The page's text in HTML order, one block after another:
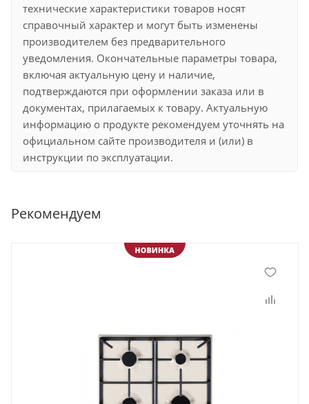
технические характеристики товаров носят
справочный характер и могут быть изменены
производителем без предварительного
уведомления. Окончательные параметры товара,
включая актуальную цену и наличие,
подтверждаются при оформлении заказа или в
документах, прилагаемых к товару. Актуальную
информацию о продукте рекомендуем уточнять на
официальном сайте производителя и (или) в
инструкции по эксплуатации.
Рекомендуем